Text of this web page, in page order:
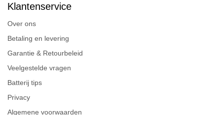
Klantenservice
Over ons
Betaling en levering
Garantie & Retourbeleid
Veelgestelde vragen
Batterij tips
Privacy
Algemene voorwaarden